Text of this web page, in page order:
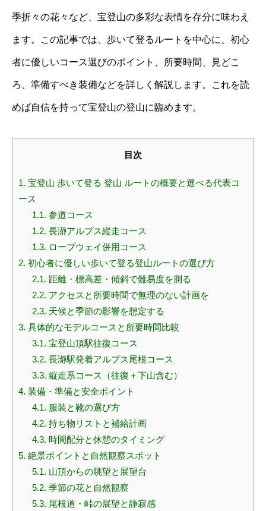
季折々の花々など、宝登山の多彩な表情を存分に味わえ
ます。この記事では、歩いて登るルートを中心に、初心
者に優しいコース選びのポイント、所要時間、見どこ
ろ、準備すべき装備などを詳しく解説します。これを読
めば自信を持って宝登山の登山に臨めます。
目次
1. 宝登山 歩いて登る 登山 ルートの概要と選べる代表コ
ース
1.1. 参道コース
1.2. 長瀞アルプス縦走コース
1.3. ロープウェイ併用コース
2. 初心者に優しい歩いて登る登山ルートの選び方
2.1. 距離・標高差・傾斜で難易度を測る
2.2. アクセスと所要時間で無理のない計画を
2.3. 天候と季節の影響を想定する
3. 具体的なモデルコースと所要時間比較
3.1. 宝登山頂駅往復コース
3.2. 長瀞駅発着アルプス尾根コース
3.3. 縦走系コース（往復＋下山含む）
4. 装備・準備と安全ポイント
4.1. 服装と靴の選び方
4.2. 持ち物リストと補給計画
4.3. 時間配分と休憩のタイミング
5. 絶景ポイントと自然観察スポット
5.1. 山頂からの眺望と展望台
5.2. 季節の花と自然観察
5.3. 尾根道・峠の展望と静寂感